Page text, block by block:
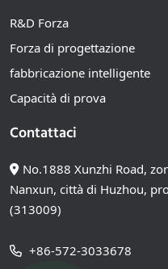
R&D Forza
Forza di progettazione
fabbricazione intelligente
Capacità di prova
Contattaci
No.1888 Xunzhi Road,
Nanxun, città di Huzhou,
(313009)
+86-572-3033678